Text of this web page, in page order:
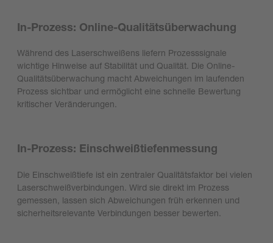
In-Prozess: Online-Qualitätsüberwachung
Während des Laserschweißens liefern Prozesssignale
wichtige Hinweise auf Stabilität und Qualität. Die Online-
Qualitätsüberwachung macht Abweichungen im laufenden
Prozess sichtbar und ermöglicht eine schnelle Bewertung
kritischer Veränderungen.
In-Prozess: Einschweißtiefenmessung
Die Einschweißtiefe ist ein zentraler Qualitätsfaktor bei vielen
Laserschweißverbindungen. Wird sie direkt im Prozess
gemessen, lassen sich Abweichungen früh erkennen und
sicherheitsrelevante Verbindungen besser bewerten.